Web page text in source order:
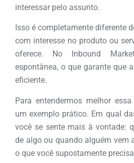
interessar pelo assunto.
Isso é completamente diferente
com interesse no produto ou
oferece. No Inbound
espontânea, o que garante que
eficiente.
Para entendermos melhor
um exemplo prático. Em qual
você se sente mais à vontade:
de algo ou quando alguém vem
o que você supostamente